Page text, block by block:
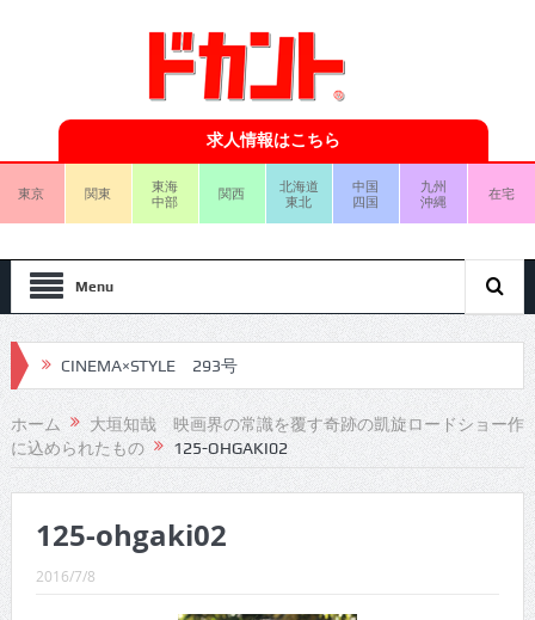
求人情報はこちら
東京 関東
東海
中部
関西
北海道
東北
中国
四国
九州
沖縄
在宅
Menu
CINEMA×STYLE 293号
CINEMA×STYLE 292号
CINEMA×STYLE 291号
CINEMA×STYLE 289号
ホーム
大垣知哉 映画界の常識を覆す奇跡の凱旋ロードショー作
に込められたもの
125-OHGAKI02
125-ohgaki02
2016/7/8